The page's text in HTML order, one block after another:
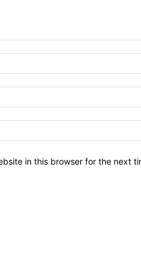
in this browser for the next